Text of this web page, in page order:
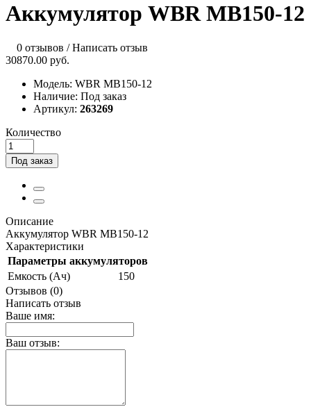
Аккумулятор WBR MB150-12
0 отзывов /Написать отзыв
30870.00 руб.
Модель: WBR MB150-12
Наличие: Под заказ
Артикул: 263269
Количество
Под заказ
Описание
Аккумулятор WBR MB150-12
Характеристики
Параметры аккумуляторов
Емкость (Ач)
150
Отзывов (0)
Написать отзыв
Ваше имя:
Ваш отзыв: